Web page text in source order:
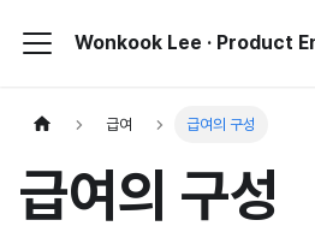
Wonkook Lee · Product
급여 급여의 구성
급여의 구성